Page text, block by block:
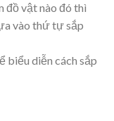
đồ vật nào đó thì
vào thứ tự sắp
biểu diễn cách sắp